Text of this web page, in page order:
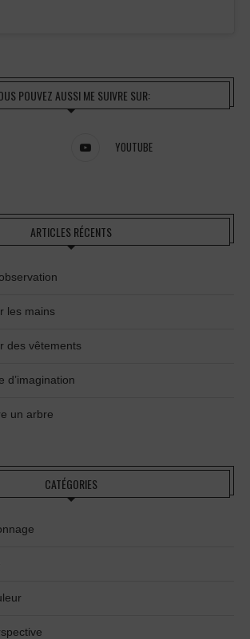
POUVEZ AUSSI ME SUIVRE SUR:
YOUTUBE
ARTICLES RÉCENTS
les mains
des vêtements
d’imagination
un arbre
CATÉGORIES